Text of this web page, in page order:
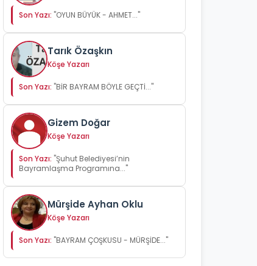
Son Yazı: "OYUN BÜYÜK - AHMET..."
Tarık Özaşkın
Köşe Yazarı
Son Yazı: "BİR BAYRAM BÖYLE GEÇTİ..."
Gizem Doğar
Köşe Yazarı
Son Yazı: "Şuhut Belediyesi’nin
Bayramlaşma Programına..."
Mürşide Ayhan Oklu
Köşe Yazarı
Son Yazı: "BAYRAM ÇOŞKUSU - MÜRŞİDE..."